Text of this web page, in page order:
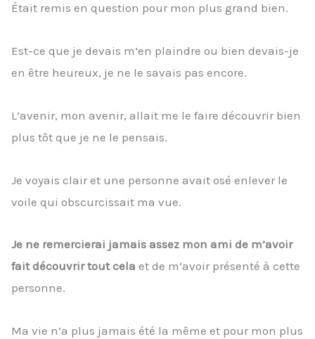
Était remis en question pour mon plus grand bien.
Est-ce que je devais m’en plaindre ou bien devais-je
en être heureux, je ne le savais pas encore.
L’avenir, mon avenir, allait me le faire découvrir bien
plus tôt que je ne le pensais.
Je voyais clair et une personne avait osé enlever le
voile qui obscurcissait ma vue.
Je ne remercierai jamais assez mon ami de m’avoir
fait découvrir tout cela et de m’avoir présenté à cette
personne.
Ma vie n’a plus jamais été la même et pour mon plus